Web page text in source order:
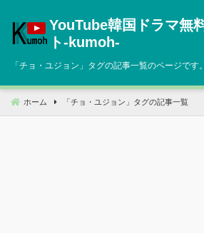
へ
動
YouTube韓国ドラマ無
ト‐kumoh‐
「チョ・ユジョン 」タグの記事一覧のページです。
ホーム 「 チョ・ユジョン 」タグの記事一覧